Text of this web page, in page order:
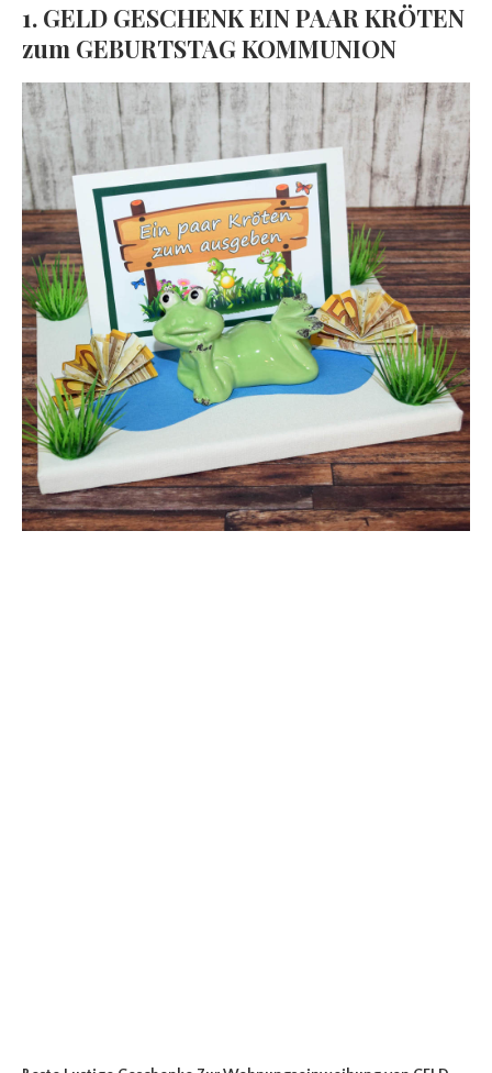
1. GELD GESCHENK EIN PAAR KRÖTEN
zum GEBURTSTAG KOMMUNION